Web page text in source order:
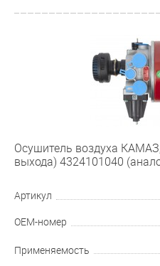
Осушитель воздуха
выхода) 4324101040
Артикул
OEM-номер
Применяемость